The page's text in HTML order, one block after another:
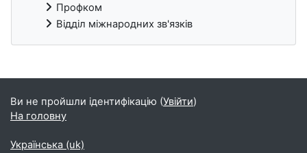
Профком
Відділ міжнародних зв'язків
Блоки
Ви не пройшли ідентифікацію (Увійти)
На головну
Українська ‎(uk)‎